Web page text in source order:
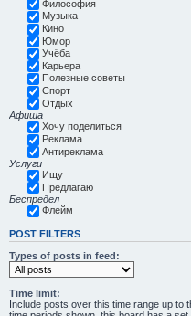
Философия
Музыка
Кино
Юмор
Учёба
Карьера
Полезные советы
Спорт
Отдых
Афиша
Хочу поделиться
Реклама
Антиреклама
Услуги
Ищу
Предлагаю
Беспредел
Флейм
POST FILTERS
Types of posts in feed:
Time limit:
Include posts over this time range up to